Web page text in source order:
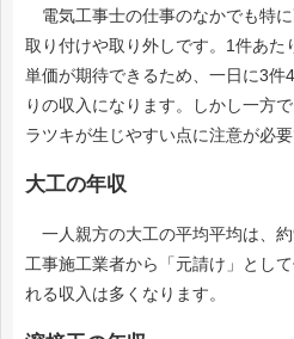
電気工事士の仕事のなかでも特
取り付けや取り外しです。1件あ
単価が期待できるため、一日に3件
りの収入になります。しかし一方
ラツキが生じやすい点に注意が必要
大工の年収
一人親方の大工の平均平均は、約
工事施工業者から「元請け」とし
れる収入は多くなります。